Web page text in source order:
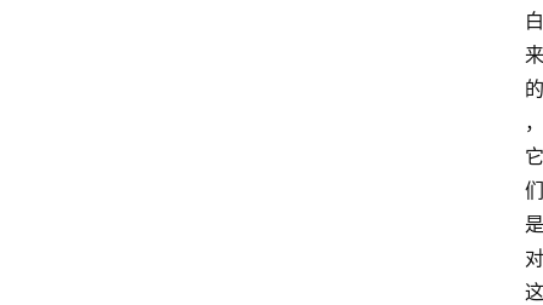
白
来
的
，
它
们
是
对
这